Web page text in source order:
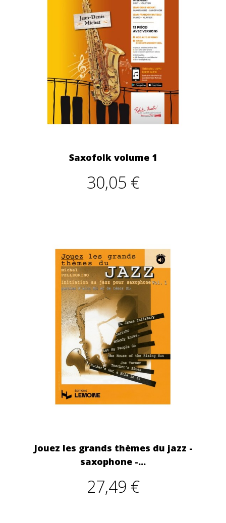
Saxofolk volume 1
30,05 €
Jouez les grands thèmes du jazz -
saxophone -...
27,49 €